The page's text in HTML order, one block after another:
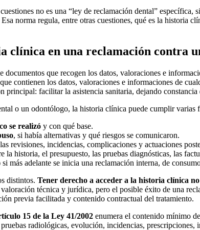
no es una “ley de reclamación dental” específica,
norma regula, entre otras cuestiones, qué es la historia
clínica en una reclamación contra
que recogen los datos, valoraciones e
contienen los datos, valoraciones e informaciones de
principal: facilitar la asistencia sanitaria, dejando constancia
o un odontólogo, la historia clínica puede cumplir varias
se realizó y con qué base.
, si había alternativas y qué riesgos se comunicaron.
revisiones, incidencias, complicaciones y actuaciones
la historia, el presupuesto, las pruebas diagnósticas, las
si más adelante se inicia una reclamación interna, de
distintos. Tener derecho a acceder a la historia clínica
técnica y jurídica, pero el posible éxito de una
previa facilitada y contenido contractual del tratamiento.
15 de la Ley 41/2002 enumera el contenido mínimo
radiológicas, evolución, incidencias,